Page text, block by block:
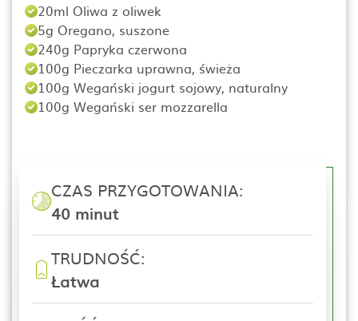
20ml Oliwa z oliwek
5g Oregano, suszone
240g Papryka czerwona
100g Pieczarka uprawna, świeża
100g Wegański jogurt sojowy, naturalny
100g Wegański ser mozzarella
CZAS PRZYGOTOWANIA:
40 minut
TRUDNOŚĆ:
Łatwa